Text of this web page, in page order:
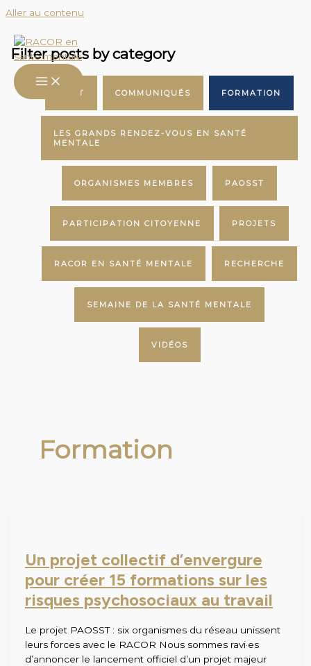
Aller au contenu
Filter posts by category
TOUT COMMUNIQUÉS FORMATION
LES GRANDS RENDEZ-VOUS EN SANTÉ
MENTALE
ORGANISMES MEMBRES PAOSST
PARTICIPATION CITOYENNE PROJETS
RACOR EN SANTÉ MENTALE RECHERCHE
SEMAINE DE LA SANTÉ MENTALE
VIDÉOS
Formation
Un projet collectif d’envergure
pour créer 15 formations sur les
risques psychosociaux au travail
Le projet PAOSST : six organismes du réseau unissent
leurs forces avec le RACOR Nous sommes ravi·es
d’annoncer le lancement officiel d’un projet majeur